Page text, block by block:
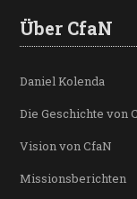
Über CfaN
Daniel Kolenda
Die Geschichte von
Vision von CfaN
Missionsberichten